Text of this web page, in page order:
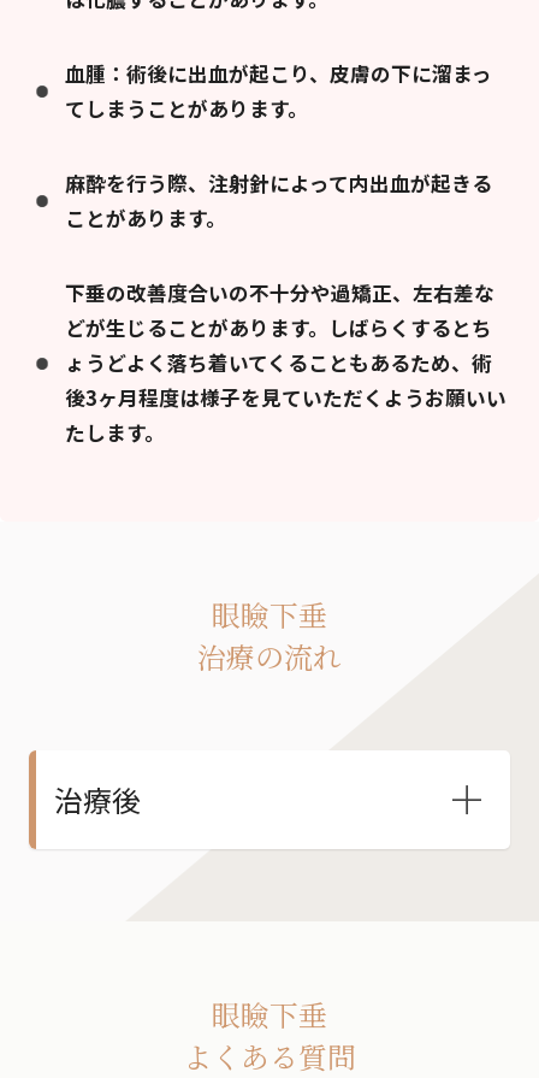
血腫：術後に出血が起こり、皮膚の下に溜まっ
てしまうことがあります。
麻酔を行う際、注射針によって内出血が起きる
ことがあります。
下垂の改善度合いの不十分や過矯正、左右差な
どが生じることがあります。しばらくするとち
ょうどよく落ち着いてくることもあるため、術
後3ヶ月程度は様子を見ていただくようお願いい
たします。
眼瞼下垂
治療の流れ
治療後
眼瞼下垂
よくある質問